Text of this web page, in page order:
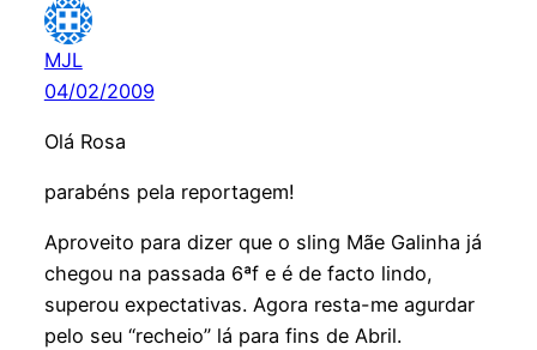
MJL
04/02/2009
Olá Rosa
parabéns pela reportagem!
Aproveito para dizer que o sling Mãe Galinha já
chegou na passada 6ªf e é de facto lindo,
superou expectativas. Agora resta-me agurdar
pelo seu “recheio” lá para fins de Abril.